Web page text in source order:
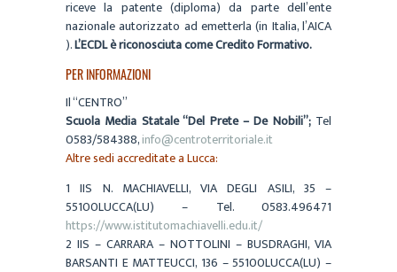
riceve la patente (diploma) da parte dell’ente
nazionale autorizzato ad emetterla (in Italia, l’AICA
).L’ECDL è riconosciuta come Credito Formativo.
PER INFORMAZIONI
Il “CENTRO”
Scuola Media Statale “Del Prete – De Nobili”;Tel
0583/584388,info@centroterritoriale.it
Altre sedi accreditate a Lucca:
1 IIS N. MACHIAVELLI, VIA DEGLI ASILI, 35 –
55100LUCCA(LU) – Tel. 0583.496471
https://www.istitutomachiavelli.edu.it/
2 IIS – CARRARA – NOTTOLINI – BUSDRAGHI, VIA
BARSANTI E MATTEUCCI, 136 – 55100LUCCA(LU) –